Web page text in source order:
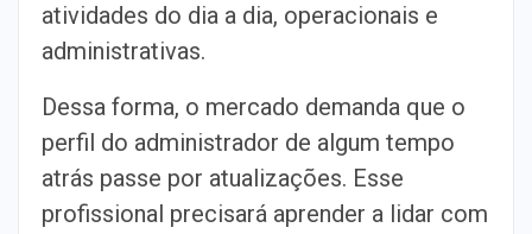
atividades do dia a dia, operacionais e
administrativas.
Dessa forma, o mercado demanda que o
perfil do administrador de algum tempo
atrás passe por atualizações. Esse
profissional precisará aprender a lidar com